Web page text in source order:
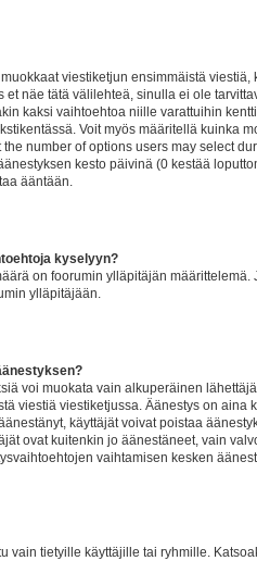
viestiketjun ensimmäistä
näe tätä välilehteä, sinulla ei ole
kaksi vaihtoehtoa niille varattuihin
Voit myös määritellä kuinka
number of options users may select
kesto päivinä (0 kestää
ääntään.
kyselyyn?
on foorumin ylläpitäjän
ylläpitäjään.
voi muokata vain alkuperäinen
viestiä viestiketjussa. Äänestys on aina
käyttäjät voivat poistaa
ovat kuitenkin jo äänestäneet, vain
vaihtamisen kesken
vain tietyille käyttäjille tai ryhmille.